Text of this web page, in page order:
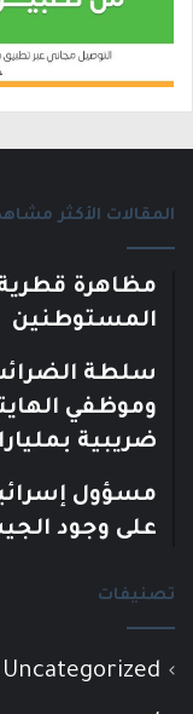
المقالات الأكثر
مظاهرة
المستوطنين
سلطة
وموظفي
ضريبية
مسؤول
على وجود
تصنيفات
Uncategorized